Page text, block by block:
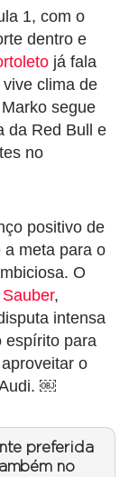
1, com o
dentro e
já fala
vive clima de
segue
da Red Bull e
no
positivo de
a meta para o
O
Sauber,
intensa
espírito para
o
Audi. ￼
preferida
no